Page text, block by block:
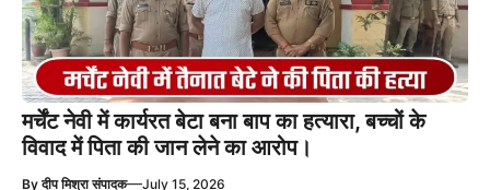
मर्चेंट नेवी में कार्यरत बेटा बना बाप का हत्यारा, बच्चों के
विवाद में पिता की जान लेने का आरोप।
Byदीप मिश्रा संपादक—July 15, 2026